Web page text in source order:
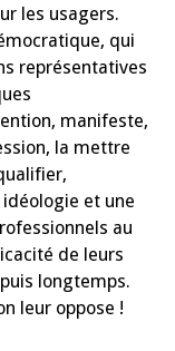
les usagers.
qui
représentatives
manifeste,
la mettre
et une
au
de leurs
longtemps.
leur oppose !